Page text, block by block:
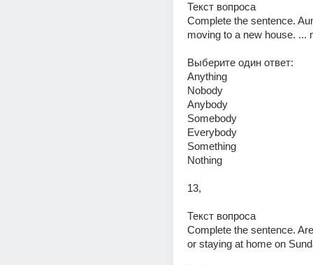
Текст вопроса
Complete the sentence.
moving to a new house. ...
Выберите один ответ:
Anything
Nobody
Anybody
Somebody
Everybody
Something
Nothing
13,
Текст вопроса
Complete the sentence.
or staying at home on